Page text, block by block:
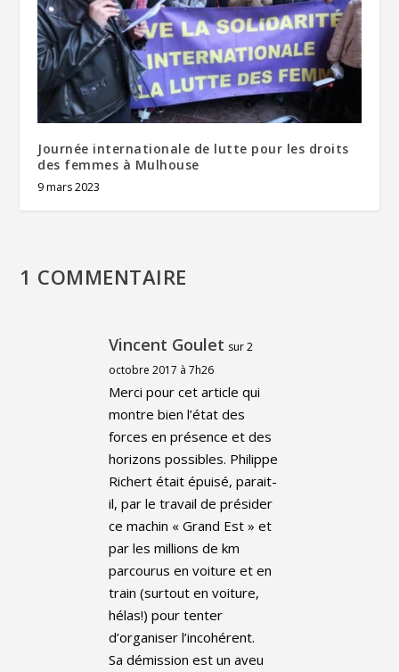
Journée internationale de lutte pour les droits
des femmes à Mulhouse
9 mars 2023
1 COMMENTAIRE
Vincent Goulet sur 2
octobre 2017 à 7h26
Merci pour cet article qui
montre bien l’état des
forces en présence et des
horizons possibles. Philippe
Richert était épuisé, parait-
il, par le travail de présider
ce machin « Grand Est » et
par les millions de km
parcourus en voiture et en
train (surtout en voiture,
hélas!) pour tenter
d’organiser l’incohérent.
Sa démission est un aveu